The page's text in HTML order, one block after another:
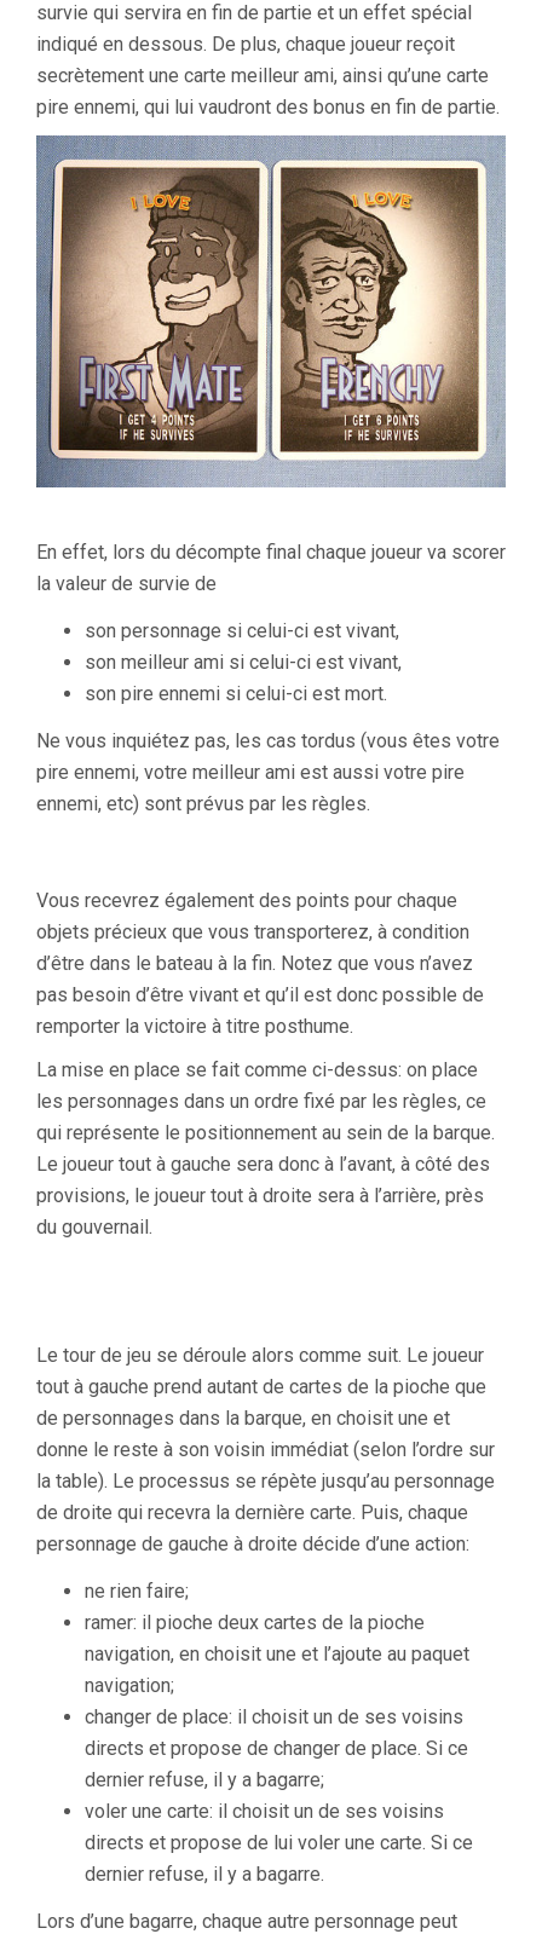
survie qui servira en fin de partie et un effet spécial
indiqué en dessous. De plus, chaque joueur reçoit
secrètement une carte meilleur ami, ainsi qu’une carte
pire ennemi, qui lui vaudront des bonus en fin de partie.
En effet, lors du décompte final chaque joueur va scorer
la valeur de survie de
son personnage si celui-ci est vivant,
son meilleur ami si celui-ci est vivant,
son pire ennemi si celui-ci est mort.
Ne vous inquiétez pas, les cas tordus (vous êtes votre
pire ennemi, votre meilleur ami est aussi votre pire
ennemi, etc) sont prévus par les règles.
Vous recevrez également des points pour chaque
objets précieux que vous transporterez, à condition
d’être dans le bateau à la fin. Notez que vous n’avez
pas besoin d’être vivant et qu’il est donc possible de
remporter la victoire à titre posthume.
La mise en place se fait comme ci-dessus: on place
les personnages dans un ordre fixé par les règles, ce
qui représente le positionnement au sein de la barque.
Le joueur tout à gauche sera donc à l’avant, à côté des
provisions, le joueur tout à droite sera à l’arrière, près
du gouvernail.
Le tour de jeu se déroule alors comme suit. Le joueur
tout à gauche prend autant de cartes de la pioche que
de personnages dans la barque, en choisit une et
donne le reste à son voisin immédiat (selon l’ordre sur
la table). Le processus se répète jusqu’au personnage
de droite qui recevra la dernière carte. Puis, chaque
personnage de gauche à droite décide d’une action:
ne rien faire;
ramer: il pioche deux cartes de la pioche
navigation, en choisit une et l’ajoute au paquet
navigation;
changer de place: il choisit un de ses voisins
directs et propose de changer de place. Si ce
dernier refuse, il y a bagarre;
voler une carte: il choisit un de ses voisins
directs et propose de lui voler une carte. Si ce
dernier refuse, il y a bagarre.
Lors d’une bagarre, chaque autre personnage peut